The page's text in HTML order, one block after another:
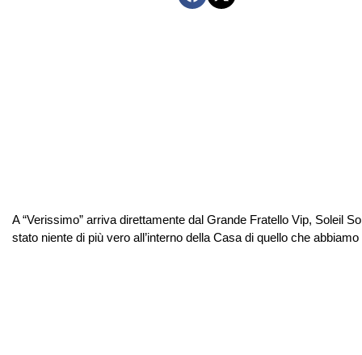
A “Verissimo” arriva direttamente dal Grande Fratello Vip, Soleil
stato niente di più vero all’interno della Casa di quello che